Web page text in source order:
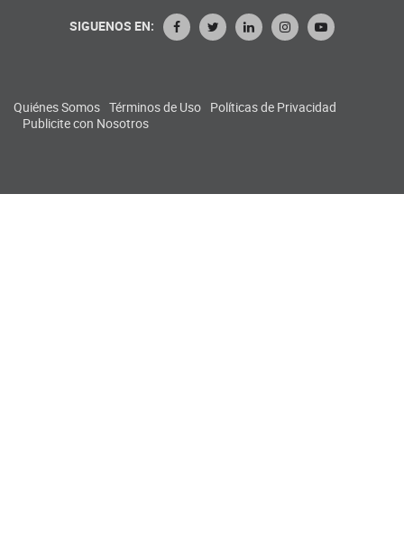
SIGUENOS EN:
Quiénes Somos Términos de Uso Políticas de Privacidad
Publicite con Nosotros